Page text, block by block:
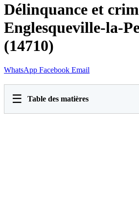
Délinquance et
Englesqueville-la-
(14710)
WhatsApp Facebook Email
☰ Table des matières